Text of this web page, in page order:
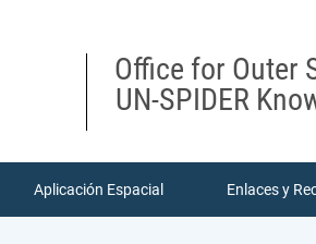
Office for Outer
UN-SPIDER
Aplicación Espacial Enlaces y